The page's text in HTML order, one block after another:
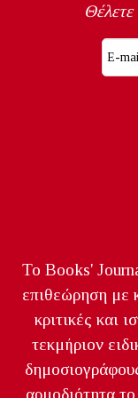
Το Books'
επιθεώρηση με
κριτικές και
τεκμήριον
αρμοδιότητα